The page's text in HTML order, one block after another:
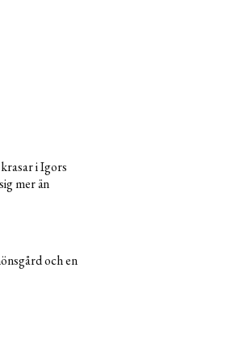
i Igors
mer än
och en